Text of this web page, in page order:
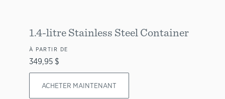
1.4-litre Stainless Steel Container
À PARTIR DE
349,95 $
ACHETER MAINTENANT